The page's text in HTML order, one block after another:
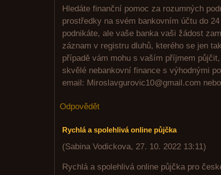
Hledáte finanční pomoc za rozumných
prostředky na svém bankovním účtu do
podnikáte, ale vaše banka vaši žádost
záznam v registru dluhů, kterého se jen
případě vám mohu s vaším příjmem
skvělé nebankovní finance s výhodnými
email: Miroslavgurovic10@gmail.com
Odpovědět
Rychlá a spolehlivá online půjčka
(Sabina Vodickova, 27. 10. 2022 13:11)
Rychlá a spolehlivá online půjčka pro